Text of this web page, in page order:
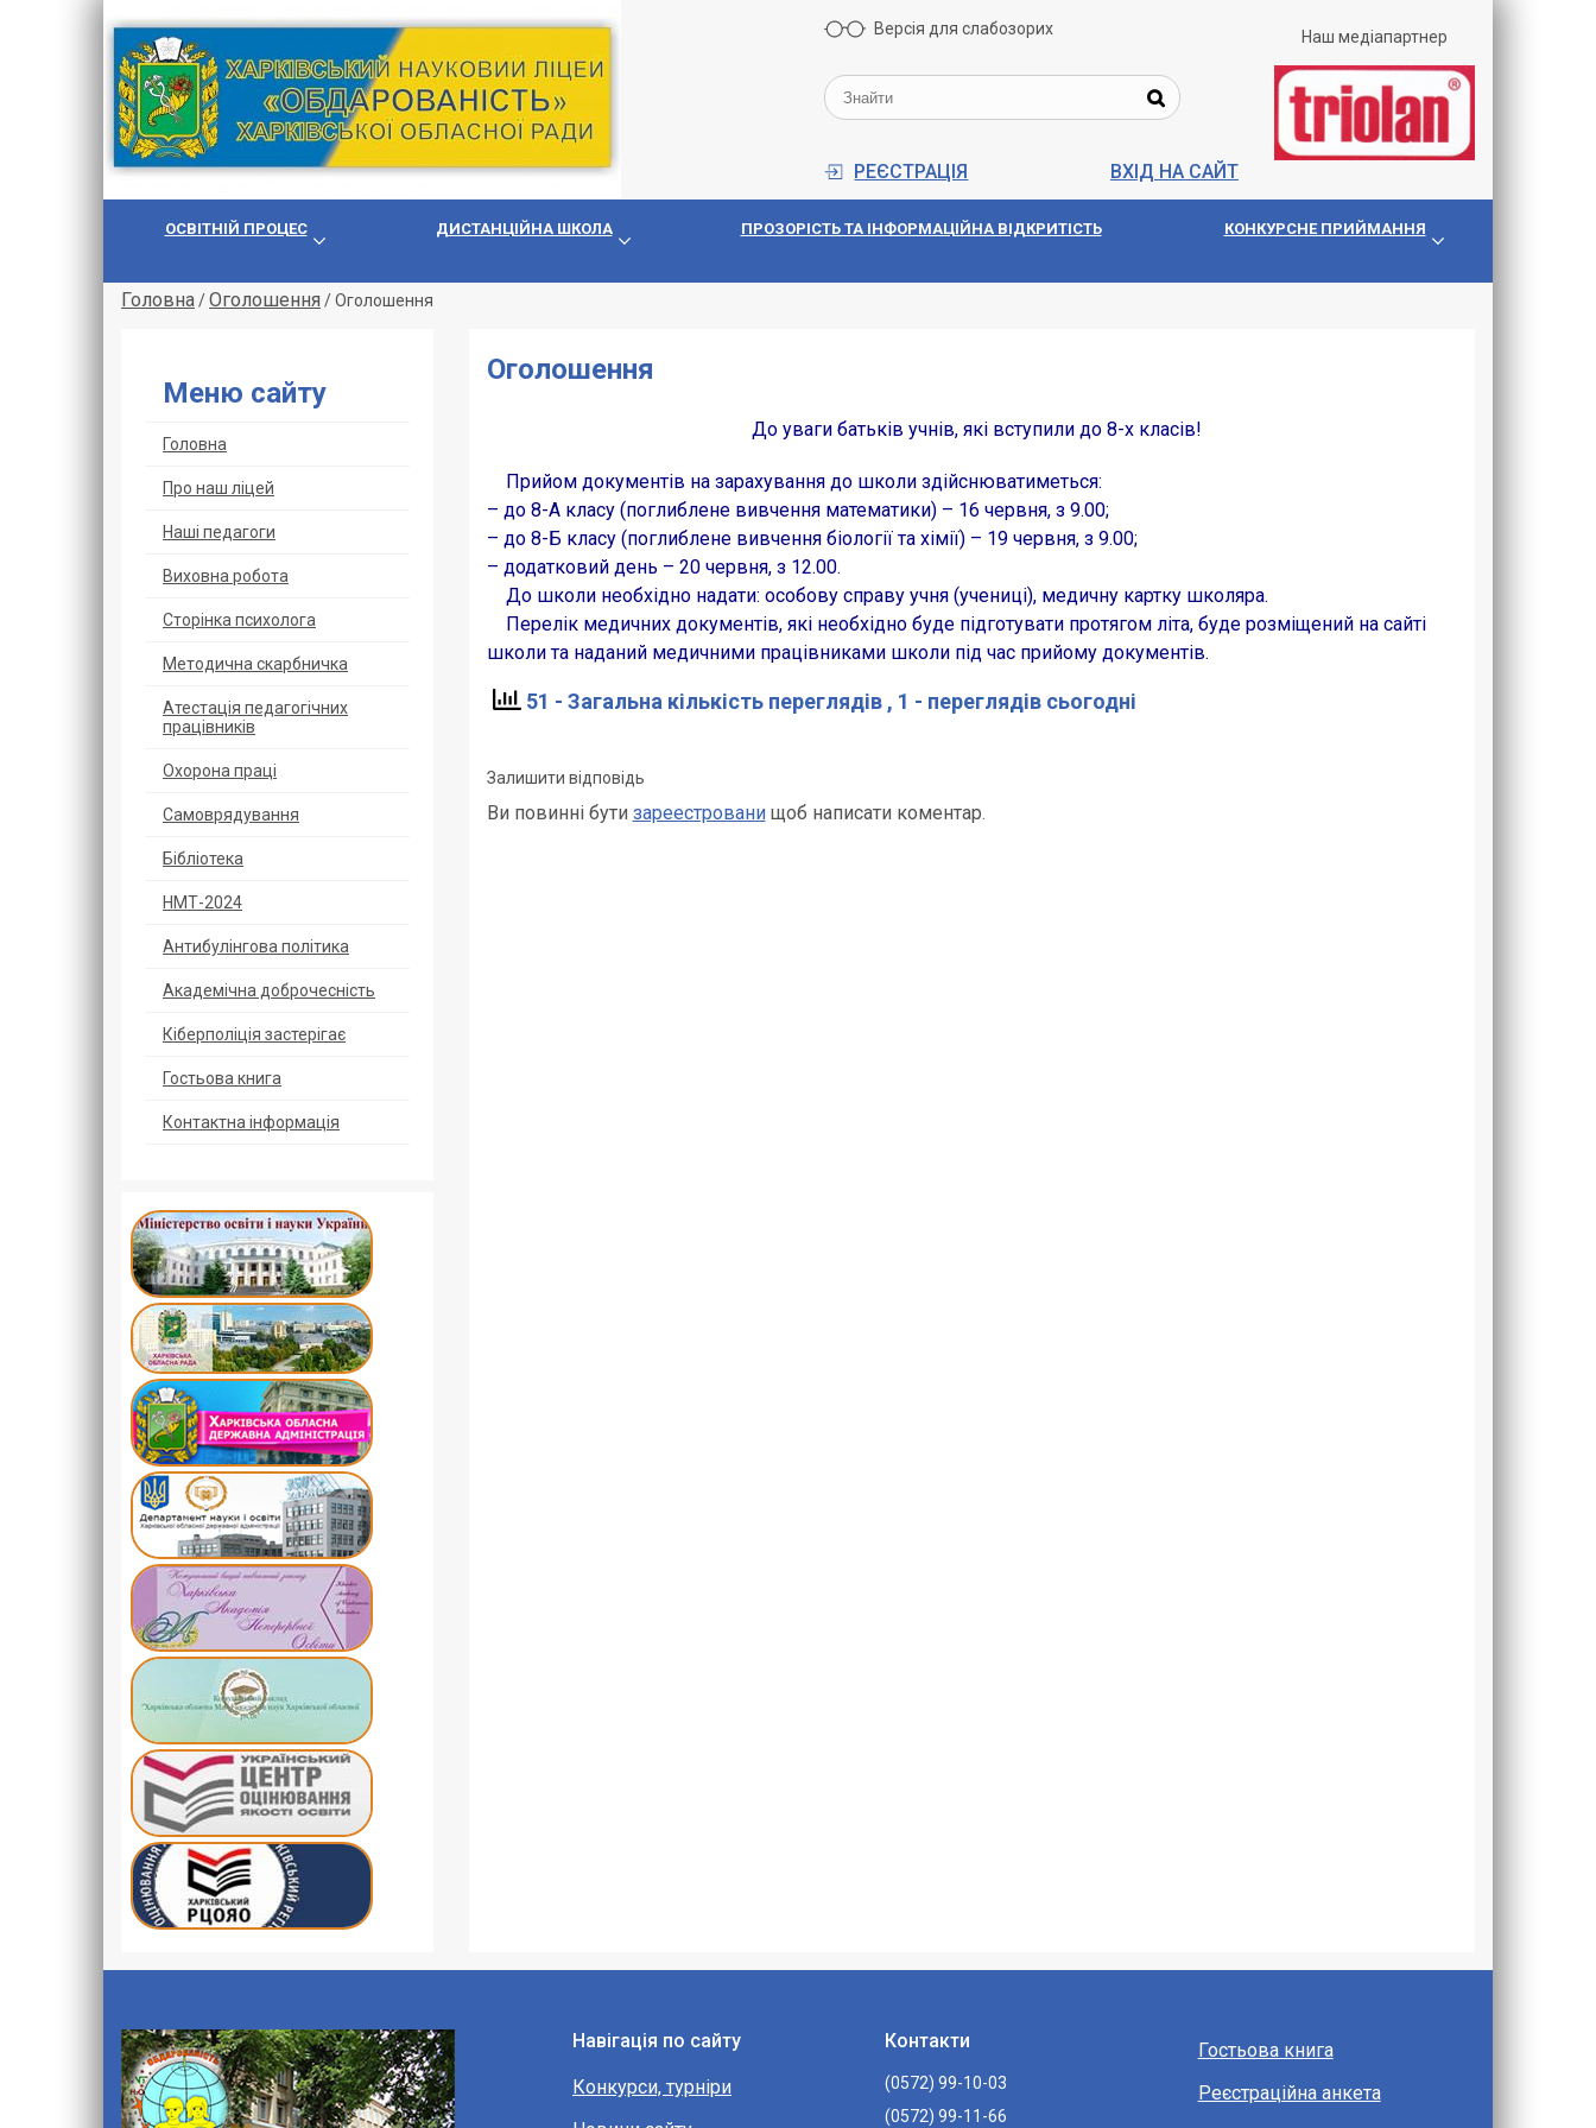
Версія для слабозорих
РЕЄСТРАЦІЯ ВХІД НА САЙТ
Наш медіапартнер
ОСВІТНІЙ ПРОЦЕС ДИСТАНЦІЙНА ШКОЛА ПРОЗОРIСТЬ ТА IНФОРМАЦIЙНА ВIДКРИТIСТЬ КОНКУРСНЕ ПРИЙМАННЯ
Головна/Оголошення /Оголошення
Меню сайту
Головна
Про наш ліцей
Наші педагоги
Виховна робота
Сторінка психолога
Методична скарбничка
Атестація педагогічних
працівників
Охорoна прaці
Самоврядування
Бібліотека
НМТ-2024
Антибулінгова політика
Академічна доброчесність
Кіберполіція застерігає
Гостьова книга
Контактна інформація
Оголошення
До уваги батьків учнів, які вступили до 8-х класів!
Прийом документів на зарахування до школи здійснюватиметься:
– до 8-А класу (поглиблене вивчення математики) – 16 червня, з 9.00;
– до 8-Б класу (поглиблене вивчення біології та хімії) – 19 червня, з 9.00;
– додатковий день – 20 червня, з 12.00.
До школи необхідно надати: особову справу учня (учениці), медичну картку школяра.
Перелік медичних документів, які необхідно буде підготувати протягом літа, буде розміщений на сайті
школи та наданий медичними працівниками школи під час прийому документів.
51 - Загальна кількість переглядів , 1 - переглядів сьогодні
Залишити відповідь
Ви повинні бути зареестрованищоб написати коментар.
Навігація по сайту
Конкурси, турніри
Контакти
(0572) 99-10-03
(0572) 99-11-66
Гостьова книга
Реєстраційна анкета